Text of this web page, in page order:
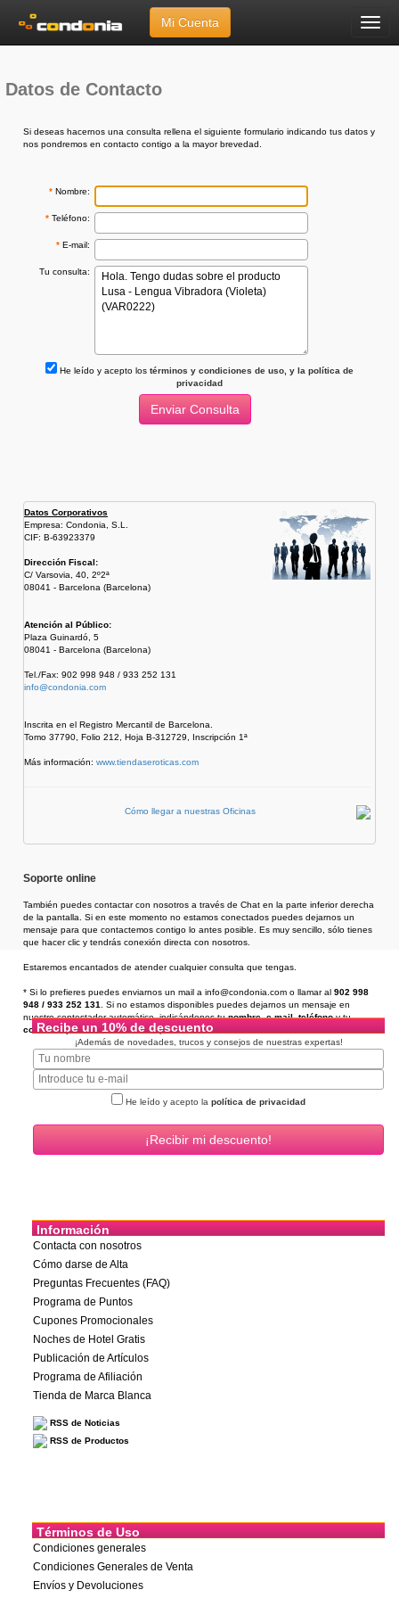
Menú
Mi Cuenta
Envíanos tu Consulta
Datos de Contacto
Si deseas hacernos una consulta rellena el siguiente formulario indicando tus datos y
nos pondremos en contacto contigo a la mayor brevedad.
* Nombre:
* Teléfono:
* E-mail:
Tu consulta:
He leído y acepto los términos y condiciones de uso, y la política de
privacidad
Datos Corporativos
Empresa: Condonia, S.L.
CIF: B-63923379
Dirección Fiscal:
C/ Varsovia, 40, 2º2ª
08041 - Barcelona (Barcelona)
Atención al Público:
Plaza Guinardó, 5
08041 - Barcelona (Barcelona)
Tel./Fax: 902 998 948 / 933 252 131
info@condonia.com
Inscrita en el Registro Mercantil de Barcelona.
Tomo 37790, Folio 212, Hoja B-312729, Inscripción 1ª
Más información: www.tiendaseroticas.com
Cómo llegar a nuestras Oficinas
Soporte online
También puedes contactar con nosotros a través de Chat en la parte inferior derecha
de la pantalla. Si en este momento no estamos conectados puedes dejarnos un
mensaje para que contactemos contigo lo antes posible. Es muy sencillo, sólo tienes
que hacer clic y tendrás conexión directa con nosotros.
Estaremos encantados de atender cualquier consulta que tengas.
* Si lo prefieres puedes enviarnos un mail a info@condonia.com o llamar al 902 998
948 / 933 252 131
. Si no estamos disponibles puedes dejarnos un mensaje en
nuestro contestador automático, indicándonos tunombre,e-mail,teléfonoy tu
consulta , y te llamaremos en un plazo de 24h.
Recibe un 10% de descuento
¡Además de novedades, trucos y consejos de nuestras expertas!
He leído y acepto la política de privacidad
Información
Contacta con nosotros
Cómo darse de Alta
Preguntas Frecuentes (FAQ)
Programa de Puntos
Cupones Promocionales
Noches de Hotel Gratis
Publicación de Artículos
Programa de Afiliación
Tienda de Marca Blanca
RSS de Noticias
RSS de Productos
Términos de Uso
Condiciones generales
Condiciones Generales de Venta
Envíos y Devoluciones